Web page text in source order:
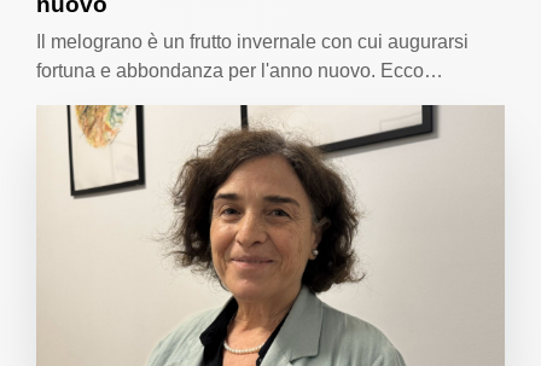
Il melograno è un frutto invernale con cui augurarsi
fortuna e abbondanza per l'anno nuovo. Ecco…